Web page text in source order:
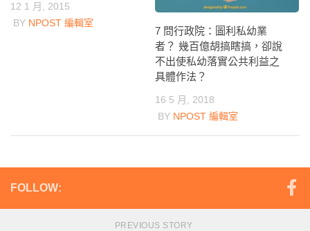
12 1 月, 2015
BY NPOST 編輯室
7 問行政院：圖利私幼業
者？ 幾百億胡搞瞎搞，卻說
不出使私幼落實公共利益之
具體作法？
16 5 月, 2018
BY NPOST 編輯室
FOLLOW:
PREVIOUS STORY